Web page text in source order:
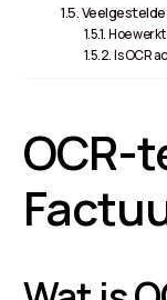
Hoe
Is OCR
OCR-